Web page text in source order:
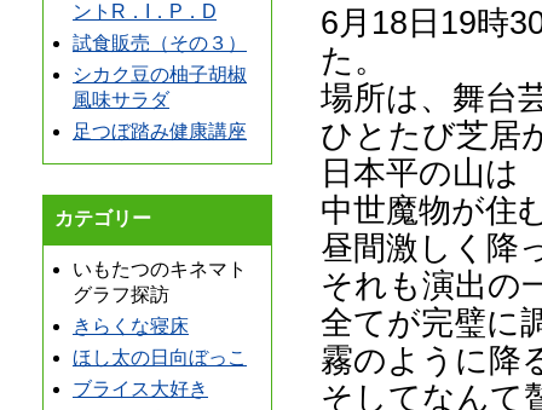
ントR．I．P．D
試食販売（その３）
シカク豆の柚子胡椒
風味サラダ
足つぼ踏み健康講座
カテゴリー
いもたつのキネマト
グラフ探訪
きらくな寝床
ほし太の日向ぼっこ
ブライス大好き
6月18日19時
た。
場所は、舞台
ひとたび芝居
日本平の山は
中世魔物が住
昼間激しく降
それも演出の
全てが完璧に
霧のように降
そしてなんて